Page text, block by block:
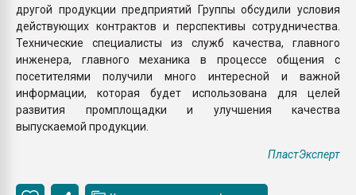
другой продукции предприятий Группы обсудили условия
действующих контрактов и перспективы сотрудничества.
Технические специалисты из служб качества, главного
инженера, главного механика в процессе общения с
посетителями получили много интересной и важной
информации, которая будет использована для целей
развития промплощадки и улучшения качества
выпускаемой продукции.
ПластЭксперт